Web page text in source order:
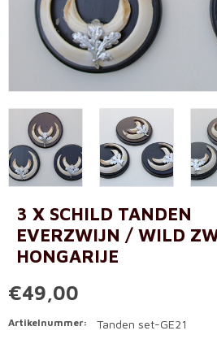
3 X SCHILD TANDEN
EVERZWIJN / WILD
HONGARIJE
€49,00
Artikelnummer: Tanden set-GE21